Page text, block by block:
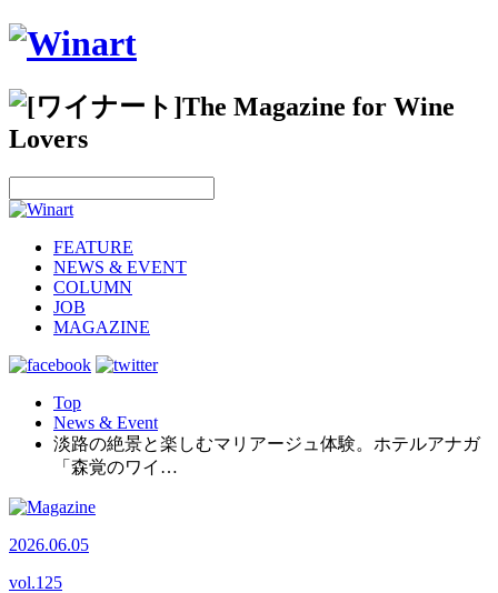
FEATURE
NEWS & EVENT
COLUMN
JOB
MAGAZINE
Top
News & Event
淡路の絶景と楽しむマリアージュ体験。ホテルアナガ
「森覚のワイ…
2026.06.05
vol.125